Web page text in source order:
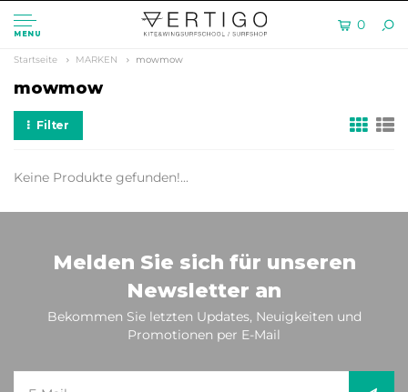
MENU
0
Startseite MARKEN mowmow
mowmow
Filter
Keine Produkte gefunden!...
Melden Sie sich für unseren
Newsletter an
Bekommen Sie letzten Updates, Neuigkeiten und
Promotionen per E-Mail